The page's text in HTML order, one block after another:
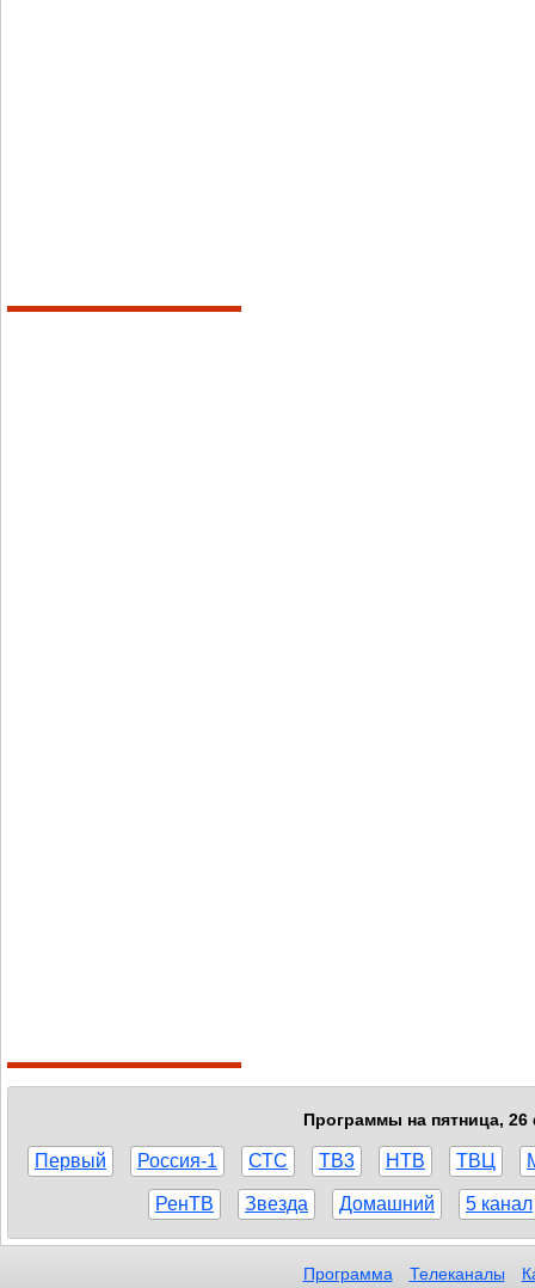
Программы на пятница, 26
Первый Россия-1 СТС ТВ3 НТВ ТВЦ
РенТВ Звезда Домашний 5 канал
Программа Телеканалы